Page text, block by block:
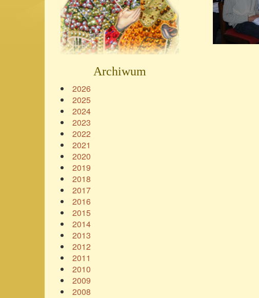
Archiwum
2026
2025
2024
2023
2022
2021
2020
2019
2018
2017
2016
2015
2014
2013
2012
2011
2010
2009
2008